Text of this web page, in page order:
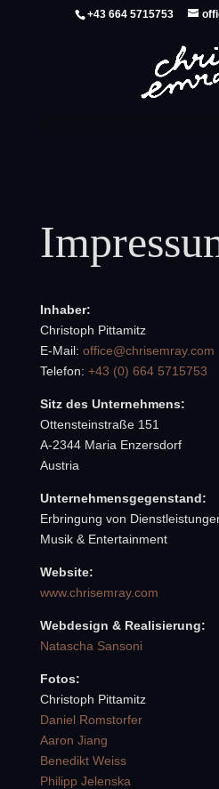
+43 664 5715753
Inhaber:
Christoph Pittamitz
E-Mail: office@chrisemray.com
Telefon: +43 (0) 664 5715753
Sitz des Unternehmens:
Ottensteinstraße 151
A-2344 Maria Enzersdorf
Austria
Unternehmensgegenstand:
Erbringung von
Musik & Entertainment
Website:
www.chrisemray.com
Webdesign & Realisierung:
Natascha Sansoni
Fotos:
Christoph Pittamitz
Daniel Romstorfer
Aaron Jiang
Benedikt Weiss
Philipp Jelenska